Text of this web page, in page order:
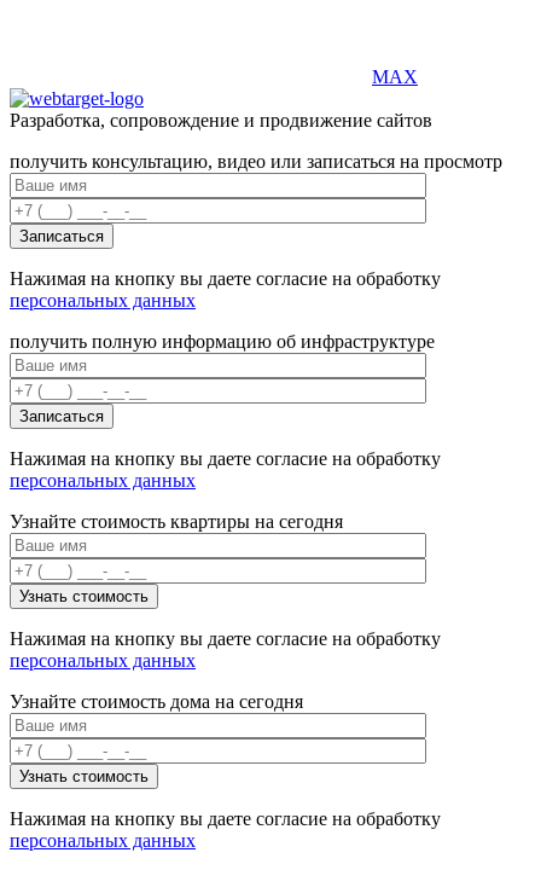
MAX
Разработка, сопровождение и продвижение сайтов
получить консультацию, видео или записаться на просмотр
Нажимая на кнопку вы даете согласие на обработку
персональных данных
получить полную информацию об инфраструктуре
Нажимая на кнопку вы даете согласие на обработку
персональных данных
Узнайте стоимость квартиры на сегодня
Нажимая на кнопку вы даете согласие на обработку
персональных данных
Узнайте стоимость дома на сегодня
Нажимая на кнопку вы даете согласие на обработку
персональных данных